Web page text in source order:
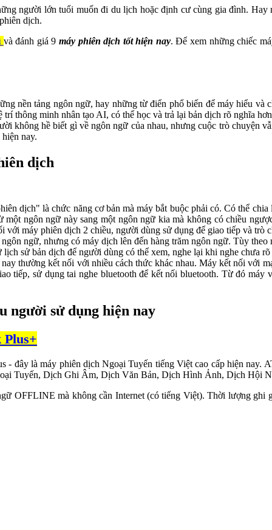
người lớn tuổi muốn đi du lịch hoặc định cư cùng gia đình.
dịch.
và đánh giá 9 máy phiên dịch tốt hiện nay. Để xem những chiếc
nền tảng ngôn ngữ, hay những từ điển phổ biến để máy hiểu
thông minh nhân tạo AI, có thể học và trả lại bản dịch rõ nghĩa
không hề biết gì về ngôn ngữ của nhau, nhưng cuộc trò chuyện
nay.
dịch
dịch" là chức năng cơ bản mà máy bắt buộc phải có. Có thể
ngôn ngữ này sang một ngôn ngữ kia mà không có chiều
máy phiên dịch 2 chiều, người dùng sử dụng để giao tiếp và trò
ngữ, nhưng có máy dịch lên đến hàng trăm ngôn ngữ. Tùy theo
sử bản dịch để người dùng có thể xem, nghe lại khi nghe chưa
thường kết nối với nhiều cách thức khác nhau. Máy kết nối với
tiếp, sử dụng tai nghe bluetooth để kết nối bluetooth. Từ đó
người sử dụng hiện nay
Plus+
- đây là máy phiên dịch Ngoại Tuyến tiếng Việt cao cấp hiện
Tuyến, Dịch Ghi Âm, Dịch Văn Bản, Dịch Hình Ảnh, Dịch Hội
OFFLINE mà không cần Internet (có tiếng Việt). Thời lượng ghi